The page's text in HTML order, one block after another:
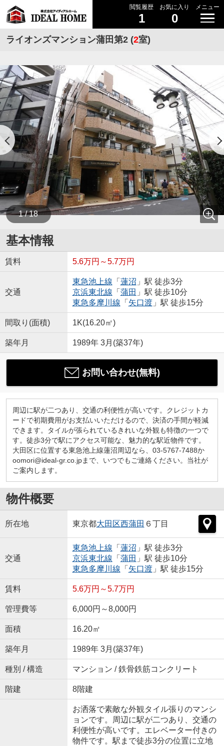
閲覧履歴
1
お気に入り
0
メニュー
ライオンズマンション蒲田第2 (2室)
1 / 18
基本情報
賃料 5.6万円～5.7万円
交通
東急池上線 「 蓮沼 」駅 徒歩3分
京浜東北線 「 蒲田 」駅 徒歩10分
東急多摩川線 「 矢口渡」駅 徒歩15分
間取り(面積) 1K(16.20㎡)
築年月 1989年 3月(築37年)
お問い合わせ(無料)
周辺に駅が二つあり、交通の利便性が高いです。クレジットカ
ードで初期費用がお支払いいただけるので、決済の手間が軽減
できます。タイルが張られているきれいな外観も特徴の一つで
す。徒歩3分で駅にアクセス可能な、魅力的な駅近物件です。
大田区に位置する東急池上線蓮沼周辺なら、03-5767-7488か
oomori@ideal-gr.co.jpまで、いつでもご連絡ください。当社が
ご案内します。
物件概要
所在地 東京都大田区西蒲田 ６丁目
交通
東急池上線 「 蓮沼 」駅 徒歩3分
京浜東北線 「 蒲田 」駅 徒歩10分
東急多摩川線 「 矢口渡」駅 徒歩15分
賃料 5.6万円～5.7万円
管理費等 6,000円～8,000円
面積 16.20㎡
築年月 1989年 3月(築37年)
種別 / 構造 マンション / 鉄骨鉄筋コンクリート
階建 8階建
お洒落で素敵な外観タイル張りのマンシ
ョンです。周辺に駅が二つあり、交通の
利便性が高いです。エレベーター付きの
物件です。駅まで徒歩3分の位置に立地